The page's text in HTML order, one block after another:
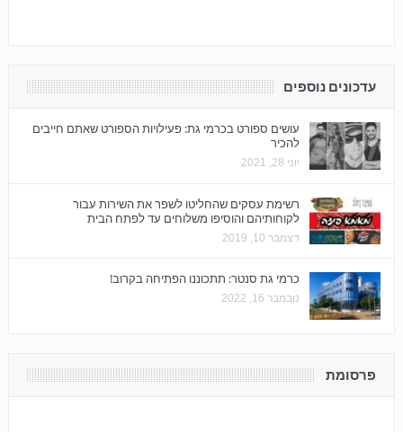
עדכונים נוספים
עושים ספורט בכרמי גת: פעילויות הספורט שאתם חייבים
להכיר
יוני 28, 2021
רשימת עסקים שהחליטו לשפר את השירות עבור
לקוחותיהם והוסיפו משלוחים עד לפתח הבית
דצמבר 10, 2019
כרמי גת סנטר: תתכוננו הפתיחה בקרוב!
נובמבר 16, 2022
פרסומת